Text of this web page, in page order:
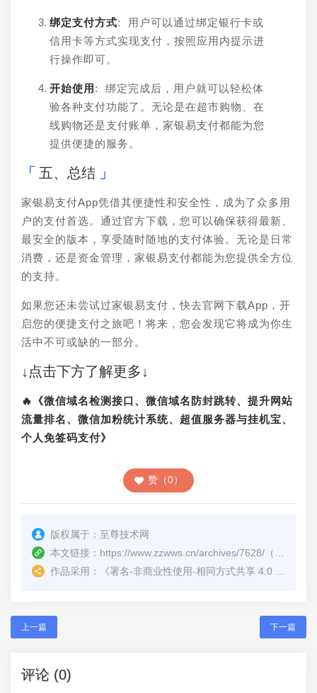
绑定支付方式: 用户可以通过绑定银行卡或
信用卡等方式实现支付，按照应用内提示进
行操作即可。
开始使用 : 绑定完成后，用户就可以轻松体
验各种支付功能了。无论是在超市购物、在
线购物还是支付账单，家银易支付都能为您
提供便捷的服务。
五、总结
家银易支付App凭借其便捷性和安全性，成为了众多用
户的支付首选。通过官方下载，您可以确保获得最新、
最安全的版本，享受随时随地的支付体验。无论是日常
消费，还是资金管理，家银易支付都能为您提供全方位
的支持。
如果您还未尝试过家银易支付，快去官网下载App，开
启您的便捷支付之旅吧！将来，您会发现它将成为你生
活中不可或缺的一部分。
↓点击下方了解更多↓
🔥《微信域名检测接口、微信域名防封跳转、提升网站
流量排名、微信加粉统计系统、超值服务器与挂机宝、
个人免签码支付》
赞（0）
版权属于： 至尊技术网
本文链接： https://www.zzwws.cn/archives/7628/ （转载时请注明本文出处及文章链接）
作品采用：
《署名-非商业性使用-相同方式共享 4.0 国际 (CC BY-NC-SA 4.0)
上一篇 下一篇
评论 (0)